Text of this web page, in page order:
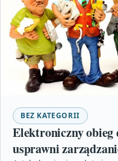
BEZ KATEGORII
Elektroniczny
usprawni